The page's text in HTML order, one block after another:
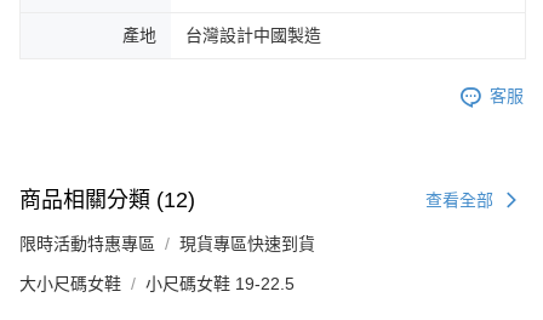
產地 台灣設計中國製造
客服
商品相關分類 (12) 查看全部
限時活動特惠專區 現貨專區快速到貨
大小尺碼女鞋 小尺碼女鞋 19-22.5